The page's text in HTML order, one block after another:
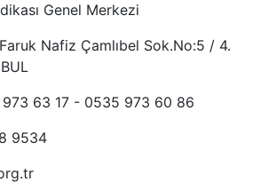
Genel Merkezi
Nafiz Çamlıbel Sok.No:5 / 4.
63 17 - 0535 973 60 86
9534